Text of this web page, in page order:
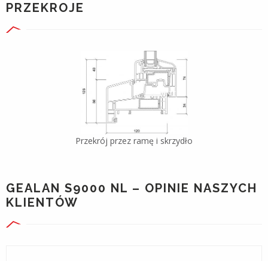
PRZEKROJE
Przekrój przez ramę i skrzydło
GEALAN S9000 NL – OPINIE NASZYCH
KLIENTÓW